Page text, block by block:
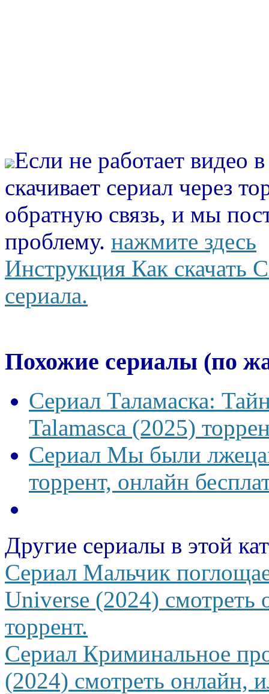
Если не работает видео
скачивает сериал через
обратную связь, и мы
проблему. нажмите здесь
Инструкция Как скачать
сериала.
Похожие сериалы (по
Сериал Таламаска:
Talamasca (2025)
Сериал Мы были
торрент, онлайн
Другие сериалы в этой
Сериал Мальчик
Universe (2024) смотреть
торрент.
Сериал Криминальное
(2024) смотреть онлайн,